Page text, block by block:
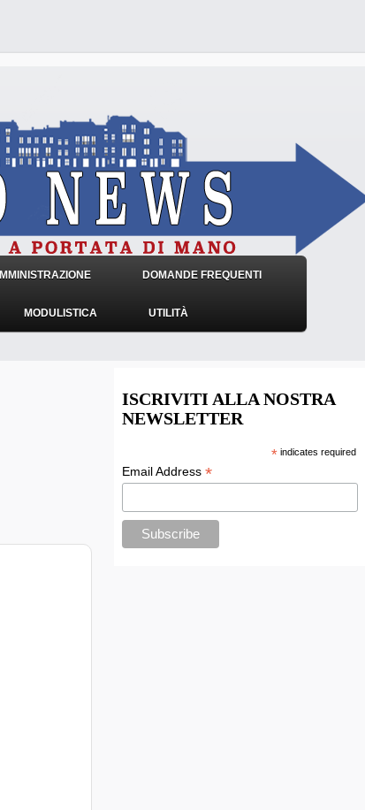
DOMANDE FREQUENTI
MODULISTICA UTILITÀ
ISCRIVITI ALLA NOSTRA
NEWSLETTER
*indicates required
Email Address *